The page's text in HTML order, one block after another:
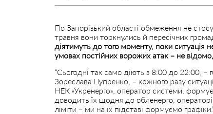
По Запорізький області обмеження не
травня вони торкнулись й пересічних
діятимуть до того моменту, поки ситуація
умовах постійних ворожих атак – не
“Сьогодні так само діють з 8:00 до 22:00,
Зореслава Цупренко, – кожного разу
НЕК «Укренерго», оператор системи,
доводить їх щодня до обленерго,
ліміти – ми на їх підставі формуємо